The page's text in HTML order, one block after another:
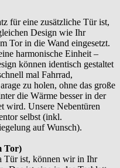
für eine zusätzliche Tür ist,
Design wie Ihr
Tor in die Wand eingesetzt.
harmonische Einheit –
können identisch gestaltet
mal Fahrrad,
zu holen, ohne das große
die Wärme besser in der
wird. Unsere Nebentüren
selbst (inkl.
auf Wunsch).
Tor)
Tür ist, können wir in Ihr